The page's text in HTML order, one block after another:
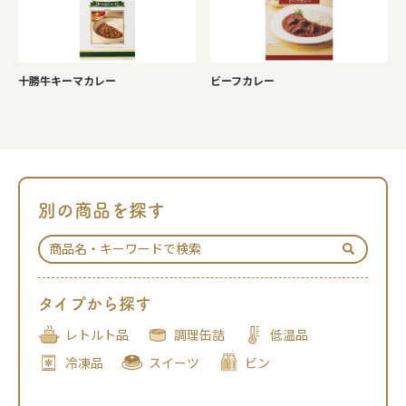
十勝牛キーマカレー ビーフカレー
別の商品を探す
タイプから探す
レトルト品 調理缶詰
低温品
冷凍品
スイーツ ビン